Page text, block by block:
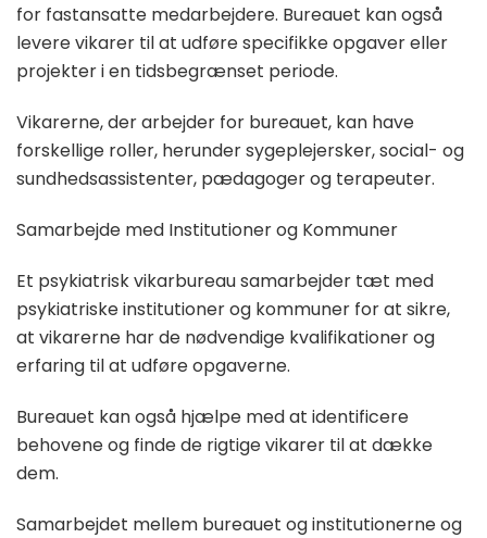
for fastansatte medarbejdere. Bureauet kan også
levere vikarer til at udføre specifikke opgaver eller
projekter i en tidsbegrænset periode.
Vikarerne, der arbejder for bureauet, kan have
forskellige roller, herunder sygeplejersker, social- og
sundhedsassistenter, pædagoger og terapeuter.
Samarbejde med Institutioner og Kommuner
Et psykiatrisk vikarbureau samarbejder tæt med
psykiatriske institutioner og kommuner for at sikre,
at vikarerne har de nødvendige kvalifikationer og
erfaring til at udføre opgaverne.
Bureauet kan også hjælpe med at identificere
behovene og finde de rigtige vikarer til at dække
dem.
Samarbejdet mellem bureauet og institutionerne og